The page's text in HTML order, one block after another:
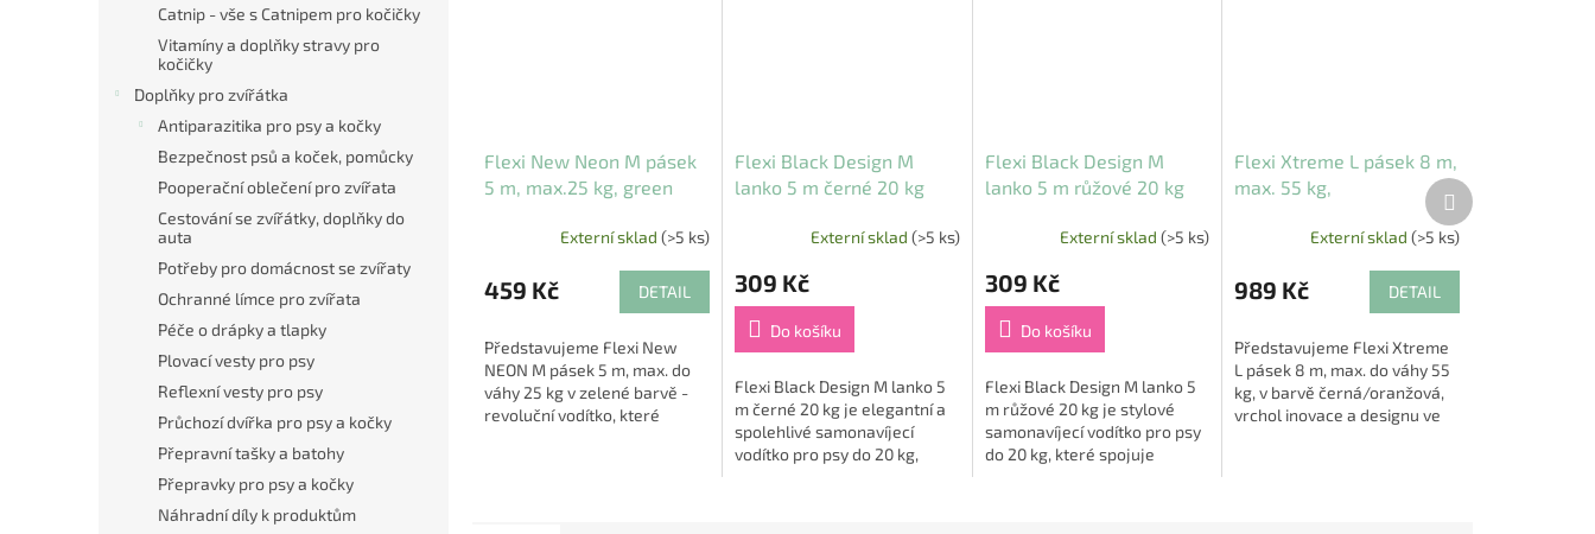
Catnip - vše s Catnipem pro kočičky
Vitamíny a doplňky stravy pro
kočičky
Doplňky pro zvířátka
Antiparazitika pro psy a kočky
Bezpečnost psů a koček, pomůcky
Pooperační oblečení pro zvířata
Cestování se zvířátky, doplňky do
auta
Potřeby pro domácnost se zvířaty
Ochranné límce pro zvířata
Péče o drápky a tlapky
Plovací vesty pro psy
Reflexní vesty pro psy
Průchozí dvířka pro psy a kočky
Přepravní tašky a batohy
Přepravky pro psy a kočky
Náhradní díly k produktům
Flexi New Neon M pásek
5 m, max.25 kg, green
Externí sklad (>5 ks)
459 Kč DETAIL
Představujeme Flexi New
NEON M pásek 5 m, max. do
váhy 25 kg v zelené barvě -
revoluční vodítko, které
Flexi Black Design M
lanko 5 m černé 20 kg
Externí sklad (>5 ks)
309 Kč
Do košíku
Flexi Black Design M lanko 5
m černé 20 kg je elegantní a
spolehlivé samonavíjecí
vodítko pro psy do 20 kg,
Flexi Black Design M
lanko 5 m růžové 20 kg
Externí sklad(>5 ks)
309 Kč
Do košíku
Flexi Black Design M lanko 5
m růžové 20 kg je stylové
samonavíjecí vodítko pro psy
do 20 kg, které spojuje
Flexi Xtreme L pásek 8 m,
max. 55 kg,
Externí sklad (>5 ks)
989 Kč DETAIL
Představujeme Flexi Xtreme
L pásek 8 m, max. do váhy 55
kg, v barvě černá/oranžová,
vrchol inovace a designu ve
Další
produkt